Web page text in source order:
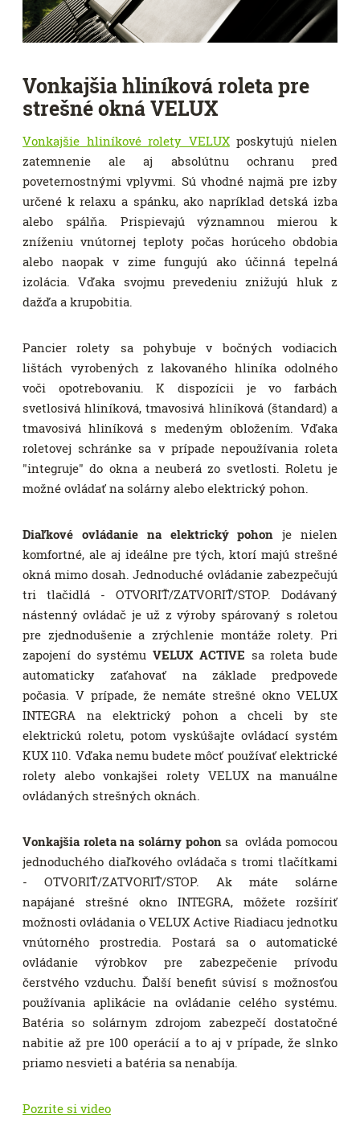
Vonkajšia hliníková roleta pre
strešné okná VELUX
Vonkajšie hliníkové rolety VELUXposkytujú nielen
zatemnenie ale aj absolútnu ochranu pred
poveternostnými vplyvmi. Sú vhodné najmä pre izby
určené k relaxu a spánku, ako napríklad detská izba
alebo spálňa. Prispievajú významnou mierou k
zníženiu vnútornej teploty počas horúceho obdobia
alebo naopak v zime fungujú ako účinná tepelná
izolácia. Vďaka svojmu prevedeniu znižujú hluk z
dažďa a krupobitia.
Pancier rolety sa pohybuje v bočných vodiacich
lištách vyrobených z lakovaného hliníka odolného
voči opotrebovaniu. K dispozícii je vo farbách
svetlosivá hliníková, tmavosivá hliníková (štandard) a
tmavosivá hliníková s medeným obložením. Vďaka
roletovej schránke sa v prípade nepoužívania roleta
"integruje" do okna a neuberá zo svetlosti. Roletu je
možné ovládať na solárny alebo elektrický pohon.
Diaľkové ovládanie na elektrický pohon je nielen
komfortné, ale aj ideálne pre tých, ktorí majú strešné
okná mimo dosah. Jednoduché ovládanie zabezpečujú
tri tlačidlá - OTVORIŤ/ZATVORIŤ/STOP. Dodávaný
nástenný ovládač je už z výroby spárovaný s roletou
pre zjednodušenie a zrýchlenie montáže rolety. Pri
zapojení do systému VELUX ACTIVE sa roleta bude
automaticky zaťahovať na základe predpovede
počasia. V prípade, že nemáte strešné okno VELUX
INTEGRA na elektrický pohon a chceli by ste
elektrickú roletu, potom vyskúšajte ovládací systém
KUX 110. Vďaka nemu budete môcť používať elektrické
rolety alebo vonkajšei rolety VELUX na manuálne
ovládaných strešných oknách.
Vonkajšia roleta na solárny pohon sa ovláda pomocou
jednoduchého diaľkového ovládača s tromi tlačítkami
- OTVORIŤ/ZATVORIŤ/STOP. Ak máte solárne
napájané strešné okno INTEGRA, môžete rozšíriť
možnosti ovládania o VELUX Active Riadiacu jednotku
vnútorného prostredia. Postará sa o automatické
ovládanie výrobkov pre zabezpečenie prívodu
čerstvého vzduchu. Ďalší benefit súvisí s možnosťou
používania aplikácie na ovládanie celého systému.
Batéria so solárnym zdrojom zabezpečí dostatočné
nabitie až pre 100 operácií a to aj v prípade, že slnko
priamo nesvieti a batéria sa nenabíja.
Pozrite si video